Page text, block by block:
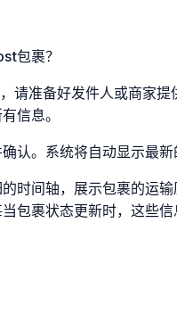
包裹？
请准备好发件人或商家
信息。
认。系统将自动显示最新
时间轴，展示包裹的运
包裹状态更新时，这些